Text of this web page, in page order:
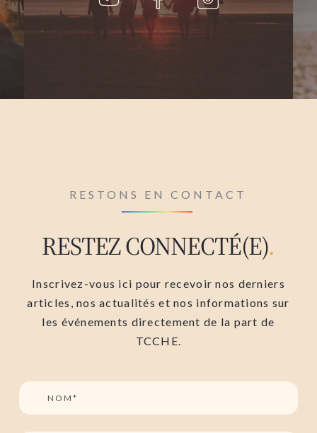
RESTONS EN CONTACT
RESTEZ CONNECTÉ(E).
Inscrivez-vous ici pour recevoir nos derniers
articles, nos actualités et nos informations sur
les événements directement de la part de
TCCHE.